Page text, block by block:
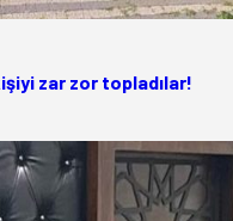
zar zor topladılar!